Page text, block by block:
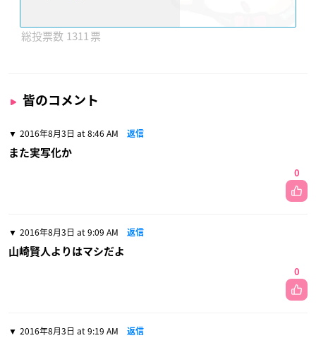
1311
皆のコメント
2016年8月3日 at 8:46 AM 返信
また実写化か
0
2016年8月3日 at 9:09 AM 返信
山崎賢人よりはマシだよ
0
2016年8月3日 at 9:19 AM 返信